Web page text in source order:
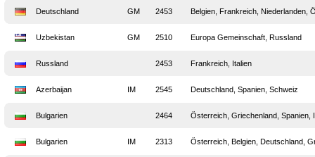
Deutschland GM 2453 Belgien, Frankreich, Niederlanden,
Uzbekistan GM 2510 Europa Gemeinschaft, Russland
Russland 2453 Frankreich, Italien
Azerbaijan IM 2545 Deutschland, Spanien, Schweiz
Bulgarien 2464 Österreich, Griechenland, Spanien,
Bulgarien IM 2313 Österreich, Belgien, Deutschland,